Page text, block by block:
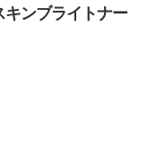
ンブライトナー